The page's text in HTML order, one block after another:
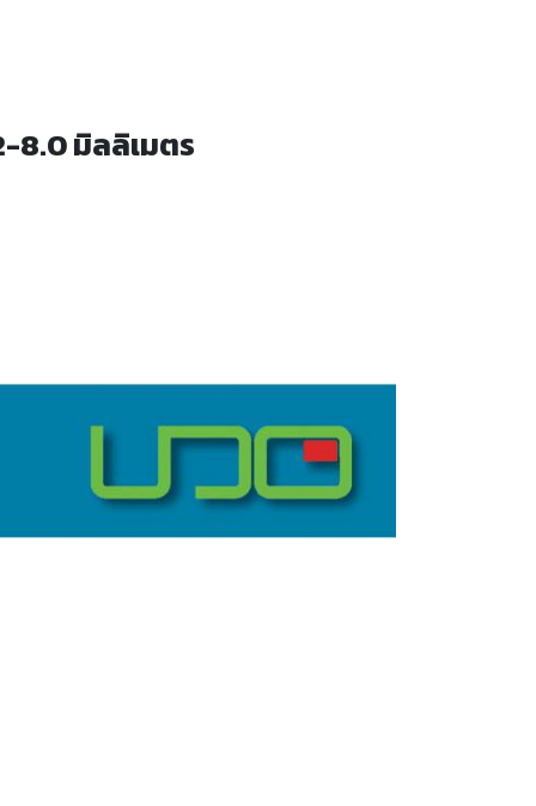
8.0 มิลลิเมตร